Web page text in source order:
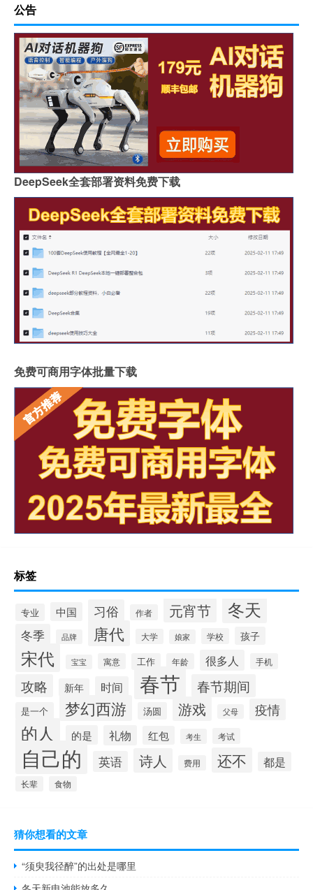
公告
DeepSeek全套部署资料免费下载
免费可商用字体批量下载
标签
专业 中国 习俗 作者 元宵节 冬天
冬季 品牌 唐代 大学 娘家 学校 孩子
宋代 宝宝 寓意 工作 年龄 很多人 手机
攻略 新年 时间 春节 春节期间
是一个 梦幻西游 汤圆 游戏 父母 疫情
的人 的是 礼物 红包 考生 考试
自己的 英语 诗人 费用 还不 都是
长辈 食物
猜你想看的文章
“须臾我径醉”的出处是哪里